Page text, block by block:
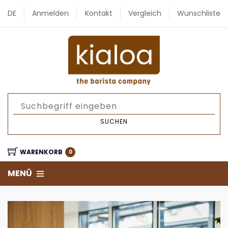
DE Anmelden Kontakt Vergleich Wunschliste
SUCHEN
WARENKORB 0
MENÜ